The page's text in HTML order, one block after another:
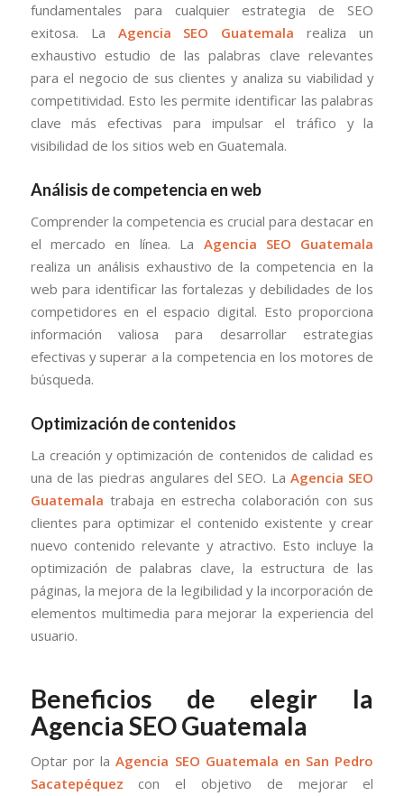
fundamentales para cualquier estrategia de SEO
exitosa. La Agencia SEO Guatemala realiza un
exhaustivo estudio de las palabras clave relevantes
para el negocio de sus clientes y analiza su viabilidad y
competitividad. Esto les permite identificar las palabras
clave más efectivas para impulsar el tráfico y la
visibilidad de los sitios web en Guatemala.
Análisis de competencia en web
Comprender la competencia es crucial para destacar en
el mercado en línea. La Agencia SEO Guatemala
realiza un análisis exhaustivo de la competencia en la
web para identificar las fortalezas y debilidades de los
competidores en el espacio digital. Esto proporciona
información valiosa para desarrollar estrategias
efectivas y superar a la competencia en los motores de
búsqueda.
Optimización de contenidos
La creación y optimización de contenidos de calidad es
una de las piedras angulares del SEO. LaAgencia SEO
Guatemala trabaja en estrecha colaboración con sus
clientes para optimizar el contenido existente y crear
nuevo contenido relevante y atractivo. Esto incluye la
optimización de palabras clave, la estructura de las
páginas, la mejora de la legibilidad y la incorporación de
elementos multimedia para mejorar la experiencia del
usuario.
Beneficios de elegir la
Agencia SEO Guatemala
Optar por laAgencia SEO Guatemala en San Pedro
Sacatepéquez con el objetivo de mejorar el